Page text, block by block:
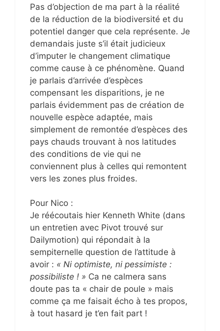
Pas d’objection de ma part à la réalité
de la réduction de la biodiversité et du
potentiel danger que cela représente. Je
demandais juste s’il était judicieux
d’imputer le changement climatique
comme cause à ce phénomène. Quand
je parlais d’arrivée d’espèces
compensant les disparitions, je ne
parlais évidemment pas de création de
nouvelle espèce adaptée, mais
simplement de remontée d’espèces des
pays chauds trouvant à nos latitudes
des conditions de vie qui ne
conviennent plus à celles qui remontent
vers les zones plus froides.
Pour Nico :
Je réécoutais hier Kenneth White (dans
un entretien avec Pivot trouvé sur
Dailymotion) qui répondait à la
sempiternelle question de l’attitude à
avoir : « Ni optimiste, ni pessimiste :
possibiliste ! » Ca ne calmera sans
doute pas ta « chair de poule » mais
comme ça me faisait écho à tes propos,
à tout hasard je t’en fait part !